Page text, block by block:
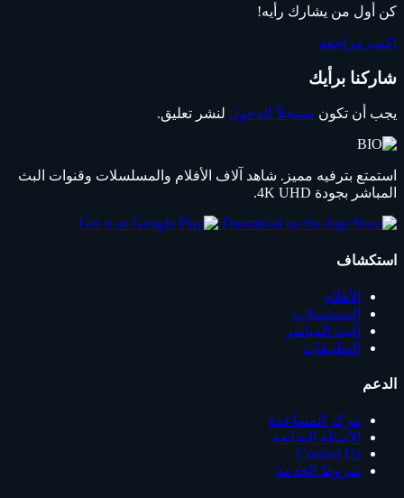
كن أول من يشارك رأيه!
اكتب مراجعة
شاركنا برأيك
يجب أن تكون مسجلاً للدخول لنشر تعليق.
استمتع بترفيه مميز. شاهد آلاف الأفلام والمسلسلات وقنوات البث
المباشر بجودة 4K UHD.
استكشاف
الأفلام
المسلسلات
البث المباشر
التطبيقات
الدعم
مركز المساعدة
الأسئلة الشائعة
Contact Us
شروط الخدمة